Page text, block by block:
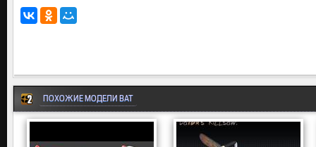
ПОХОЖИЕ МОДЕЛИ BAT